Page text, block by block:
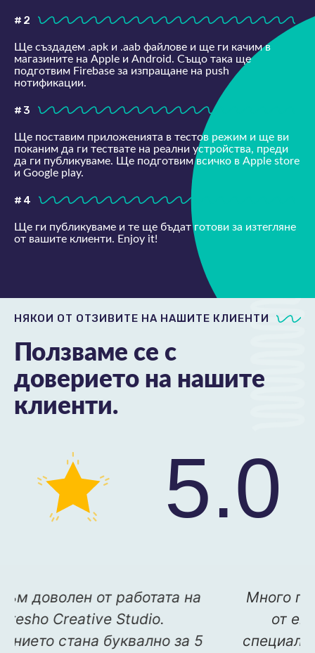
#2
Ще създадем .apk и .aab файлове и ще ги качим в
магазините на Apple и Android. Също така ще
подготвим Firebase за изпращане на push
нотификации.
#3
Ще поставим приложенията в тестов режим и ще ви
поканим да ги тествате на реални устройства, преди
да ги публикуваме. Ще подготвим всичко в Apple store
и Google play.
#4
Ще ги публикуваме и те ще бъдат готови за изтегляне
от вашите клиенти. Enjoy it!
НЯКОИ ОТ ОТЗИВИТЕ НА НАШИТЕ КЛИЕНТИ
Ползваме се с
доверието на нашите
клиенти.
5.0
Много съм доволен от работата
Refresho Creative Studio.
Приложението стана буквално за
да